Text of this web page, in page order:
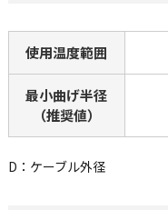
使用温度範囲
最小曲げ半径
（推奨値）
D：ケーブル外径